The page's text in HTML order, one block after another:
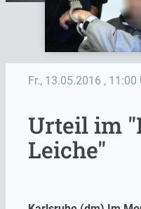
Fr., 13.05.2016 , 11:00
Urteil im
Leiche"